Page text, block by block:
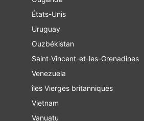
États-Unis
Uruguay
Ouzbékistan
Saint-Vincent-et-les-Grenadines
Venezuela
îles Vierges britanniques
Vietnam
Vanuatu